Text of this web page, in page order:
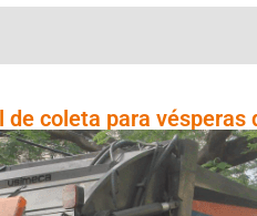
coleta para vésperas